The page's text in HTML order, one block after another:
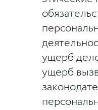
ущерб
ущерб